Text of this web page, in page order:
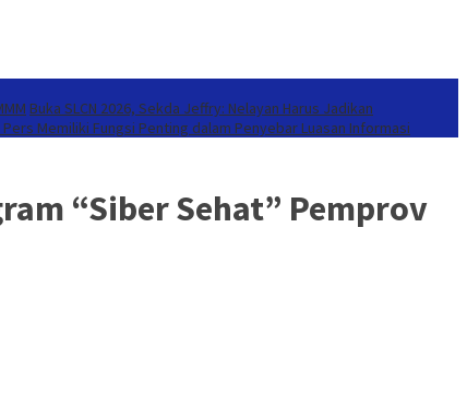
Buka SLCN 2026, Sekda Jeffry: Nelayan Harus Jadikan
Pers Memiliki Fungsi Penting dalam Penyebar Luasan Informasi
“Siber Sehat” Pemprov